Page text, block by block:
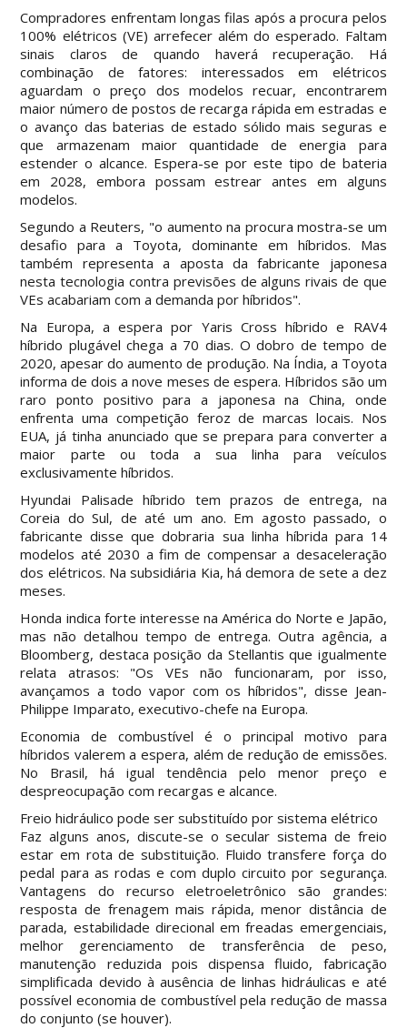
Compradores enfrentam longas filas após a procura pelos
100% elétricos (VE) arrefecer além do esperado. Faltam
sinais claros de quando haverá recuperação. Há
combinação de fatores: interessados em elétricos
aguardam o preço dos modelos recuar, encontrarem
maior número de postos de recarga rápida em estradas e
o avanço das baterias de estado sólido mais seguras e
que armazenam maior quantidade de energia para
estender o alcance. Espera-se por este tipo de bateria
em 2028, embora possam estrear antes em alguns
modelos.
Segundo a Reuters, "o aumento na procura mostra-se um
desafio para a Toyota, dominante em híbridos. Mas
também representa a aposta da fabricante japonesa
nesta tecnologia contra previsões de alguns rivais de que
VEs acabariam com a demanda por híbridos".
Na Europa, a espera por Yaris Cross híbrido e RAV4
híbrido plugável chega a 70 dias. O dobro de tempo de
2020, apesar do aumento de produção. Na Índia, a Toyota
informa de dois a nove meses de espera. Híbridos são um
raro ponto positivo para a japonesa na China, onde
enfrenta uma competição feroz de marcas locais. Nos
EUA, já tinha anunciado que se prepara para converter a
maior parte ou toda a sua linha para veículos
exclusivamente híbridos.
Hyundai Palisade híbrido tem prazos de entrega, na
Coreia do Sul, de até um ano. Em agosto passado, o
fabricante disse que dobraria sua linha híbrida para 14
modelos até 2030 a fim de compensar a desaceleração
dos elétricos. Na subsidiária Kia, há demora de sete a dez
meses.
Honda indica forte interesse na América do Norte e Japão,
mas não detalhou tempo de entrega. Outra agência, a
Bloomberg, destaca posição da Stellantis que igualmente
relata atrasos: "Os VEs não funcionaram, por isso,
avançamos a todo vapor com os híbridos", disse Jean-
Philippe Imparato, executivo-chefe na Europa.
Economia de combustível é o principal motivo para
híbridos valerem a espera, além de redução de emissões.
No Brasil, há igual tendência pelo menor preço e
despreocupação com recargas e alcance.
Freio hidráulico pode ser substituído por sistema elétrico
Faz alguns anos, discute-se o secular sistema de freio
estar em rota de substituição. Fluido transfere força do
pedal para as rodas e com duplo circuito por segurança.
Vantagens do recurso eletroeletrônico são grandes:
resposta de frenagem mais rápida, menor distância de
parada, estabilidade direcional em freadas emergenciais,
melhor gerenciamento de transferência de peso,
manutenção reduzida pois dispensa fluido, fabricação
simplificada devido à ausência de linhas hidráulicas e até
possível economia de combustível pela redução de massa
do conjunto (se houver).